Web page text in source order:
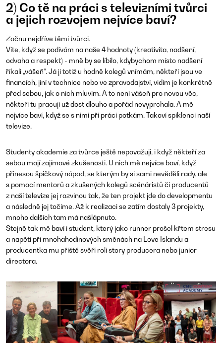
2) Co tě na práci s televizními tvůrci
a jejich rozvojem nejvíce baví?
Začnu nejdříve těmi tvůrci.
Víte, když se podívám na naše 4 hodnoty (kreativita, nadšení,
odvaha a respekt) - mně by se líbilo, kdybychom místo nadšení
říkali „vášeň“. Já ji totiž u hodně kolegů vnímám, někteří jsou ve
financích, jiní v technice nebo ve zpravodajství, vidím je konkrétně
před sebou, jak o nich mluvím. A to není vášeň pro novou věc,
někteří tu pracují už dost dlouho a pořád nevyprchala. A mě
nejvíce baví, když se s nimi při práci potkám. Takoví spiklenci naší
televize.
Studenty akademie za tvůrce ještě nepovažuji, i když někteří za
sebou mají zajímavé zkušenosti. U nich mě nejvíce baví, když
přinesou špičkový nápad, se kterým by si sami nevěděli rady, ale
s pomocí mentorů a zkušených kolegů scénáristů či producentů
z naší televize jej rozvinou tak, že ten projekt jde do developmentu
a následně jej točíme. Až k realizaci se zatím dostaly 3 projekty,
mnoho dalších tam má našlápnuto.
Stejně tak mě baví i student, který jako runner prošel křtem stresu
a napětí při mnohahodinových směnách na Love Islandu a
producentka mu příště svěří roli story producera nebo junior
directora.